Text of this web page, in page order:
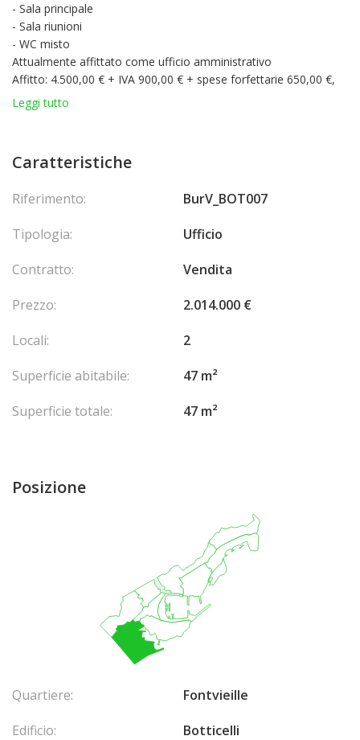
- Sala principale
- Sala riunioni
- WC misto
Attualmente affittato come ufficio amministrativo
Affitto: 4.500,00 € + IVA 900,00 € + spese forfettarie 650,00 €,
ovvero 6.050,00 € fino al 31/10/2025
Leggi tutto
Caratteristiche
Riferimento:
BurV_BOT007
Tipologia:
Ufficio
Contratto:
Vendita
Prezzo:
2.014.000 €
Locali:
2
Superficie abitabile:
47 m²
Superficie totale:
47 m²
Posizione
Quartiere:
Fontvieille
Edificio:
Botticelli